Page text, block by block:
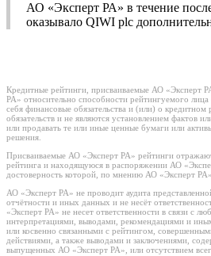
АО «Эксперт РА» в течение
оказывало QIWI plc
Кредитные рейтинги, присваиваемые АО «Эксперт
РА» относительно способности рейтингуемого
себя финансовые обязательства и (или) о
обязательств и не являются установлением фактов
или продавать те или иные ценные бумаги или
решения.
Присваиваемые АО «Эксперт РА» рейтинги
рейтинга и находящуюся в распоряжении АО
достоверность которой, по мнению АО «Эксперт
АО «Эксперт РА» не проводит аудита
отчётности и иных данных и не несёт
«Эксперт РА» не несет ответственности в связи с
интерпретациями, выводами, рекомендациями и
или косвенно связанными с рейтингом,
действиями, а также выводами и заключениями,
выпущенных АО «Эксперт РА», или отсутствием